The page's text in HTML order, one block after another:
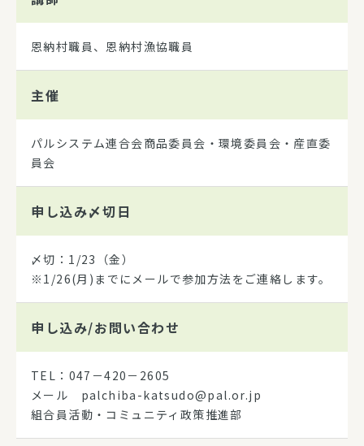
恩納村職員、恩納村漁協職員
主催
パルシステム連合会商品委員会・環境委員会・産直委
員会
申し込み〆切日
〆切：1/23（金）
※1/26(月)までにメールで参加方法をご連絡します。
申し込み/お問い合わせ
TEL：047－420－2605
メール palchiba-katsudo@pal.or.jp
組合員活動・コミュニティ政策推進部